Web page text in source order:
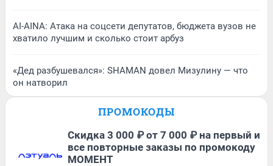
AI-AINA: Атака на соцсети депутатов, бюджета вузов не
хватило лучшим и сколько стоит арбуз
«Дед разбушевался»: SHAMAN довел Мизулину — что
он натворил
ПРОМОКОДЫ
Скидка 3 000 ₽ от 7 000 ₽ на первый и
все повторные заказы по промокоду
МОМЕНТ